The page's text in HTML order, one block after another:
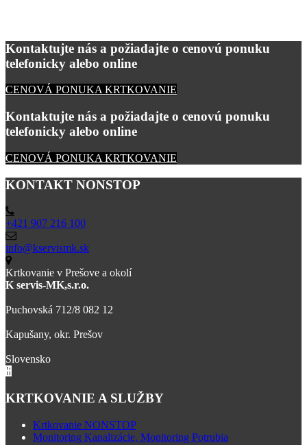
Kontaktujte nás a požiadajte o cenovú ponuku
telefonicky alebo online
CENOVÁ PONUKA KRTKOVANIE
Kontaktujte nás a požiadajte o cenovú ponuku
telefonicky alebo online
CENOVÁ PONUKA KRTKOVANIE
KONTAKT NONSTOP
+421 907 216 100
info@kservismk.sk
Krtkovanie v Prešove a okolí
K servis-MK,s.r.o.
Puchovská 712/8 082 12
Kapušany, okr. Prešov
Slovensko
KRTKOVANIE A SLUŽBY
Krtkovanie NONSTOP
Monitoring Kanalizácie, Monitoring Potrubia